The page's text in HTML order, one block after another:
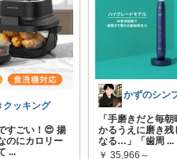
クッキング
すごい！😍 揚
のにカロリー
...
「手磨きだと毎
かるうえに磨き残
なる…」「歯周 ...
￥ 35,966～